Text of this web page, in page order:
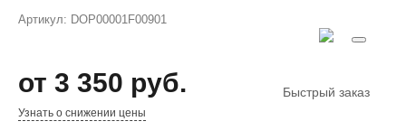
Артикул: DOP00001F00901
от 3 350 руб. Быстрый заказ
Узнать о снижении цены